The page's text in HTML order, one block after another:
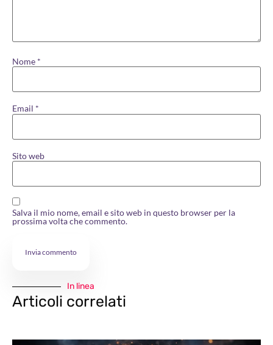
Nome *
Email *
Sito web
Salva il mio nome, email e sito web in questo browser per la
prossima volta che commento.
In linea
Articoli correlati